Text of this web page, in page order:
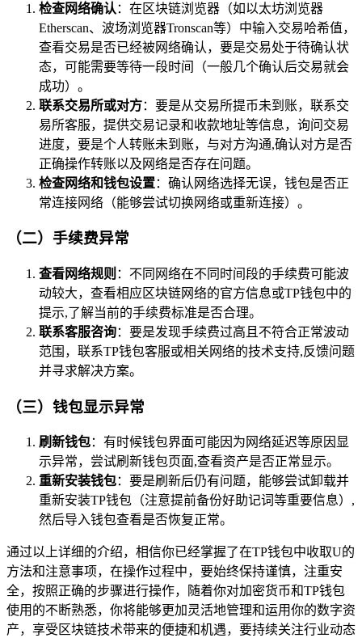
检查网络确认 ：在区块链浏览器（如以太坊浏览器
Etherscan、波场浏览器Tronscan等）中输入交易哈希值，
查看交易是否已经被网络确认，要是交易处于待确认状
态，可能需要等待一段时间（一般几个确认后交易就会
成功）。
联系交易所或对方：要是从交易所提币未到账，联系交
易所客服，提供交易记录和收款地址等信息，询问交易
进度，要是个人转账未到账，与对方沟通,确认对方是否
正确操作转账以及网络是否存在问题。
检查网络和钱包设置：确认网络选择无误，钱包是否正
常连接网络（能够尝试切换网络或重新连接）。
（二）手续费异常
查看网络规则 ：不同网络在不同时间段的手续费可能波
动较大，查看相应区块链网络的官方信息或TP钱包中的
提示,了解当前的手续费标准是否合理。
联系客服咨询：要是发现手续费过高且不符合正常波动
范围，联系TP钱包客服或相关网络的技术支持,反馈问题
并寻求解决方案。
（三）钱包显示异常
刷新钱包：有时候钱包界面可能因为网络延迟等原因显
示异常，尝试刷新钱包页面,查看资产是否正常显示。
重新安装钱包：要是刷新后仍有问题，能够尝试卸载并
重新安装TP钱包（注意提前备份好助记词等重要信息）,
然后导入钱包查看是否恢复正常。
通过以上详细的介绍，相信你已经掌握了在TP钱包中收取U的
方法和注意事项，在操作过程中，要始终保持谨慎，注重安
全，按照正确的步骤进行操作，随着你对加密货币和TP钱包
使用的不断熟悉，你将能够更加灵活地管理和运用你的数字资
产，享受区块链技术带来的便捷和机遇，要持续关注行业动态